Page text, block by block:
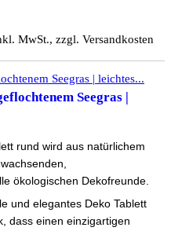
MwSt., zzgl. Versandkosten
Seegras |
rund wird aus natürlichem
ökologischen Dekofreunde.
und elegantes Deko Tablett
dass einen einzigartigen